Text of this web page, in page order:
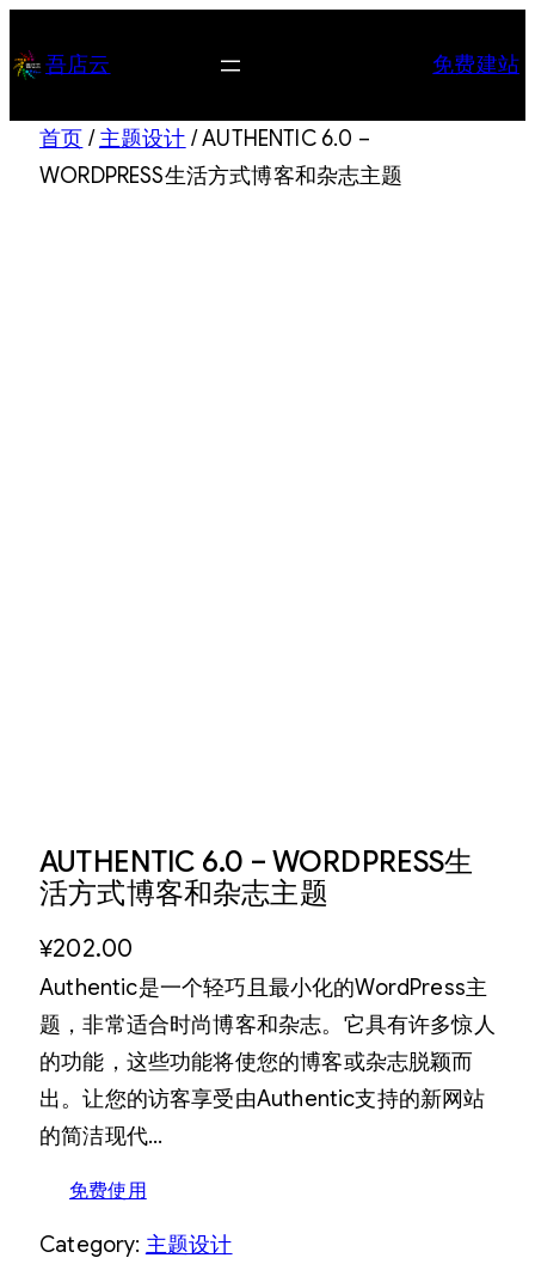
至 吾店云 免费建站
首页 /主题设计 / AUTHENTIC 6.0 –
WORDPRESS生活方式博客和杂志主题
AUTHENTIC 6.0 – WORDPRESS生
活方式博客和杂志主题
¥202.00
Authentic是一个轻巧且最小化的WordPress主
题，非常适合时尚博客和杂志。它具有许多惊人
的功能，这些功能将使您的博客或杂志脱颖而
出。让您的访客享受由Authentic支持的新网站
的简洁现代…
免费使用
Category: 主题设计